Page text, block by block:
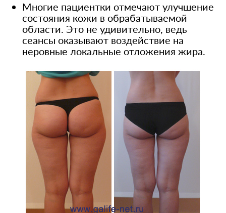
Многие пациентки отмечают улучшение
состояния кожи в обрабатываемой
области. Это не удивительно, ведь
сеансы оказывают воздействие на
неровные локальные отложения жира.